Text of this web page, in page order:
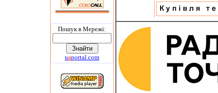
Пошук в Мережi:
uaportal.com